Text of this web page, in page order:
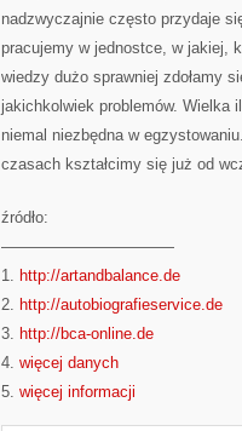
nadzwyczajnie często przydaje
pracujemy w jednostce, w jakiej,
wiedzy dużo sprawniej zdołamy
jakichkolwiek problemów. Wielka
niemal niezbędna w
czasach kształcimy się już od
źródło:
———————————
1. http://artandbalance.de
2. http://autobiografieservice.de
3. http://bca-online.de
4. więcej danych
5. więcej informacji